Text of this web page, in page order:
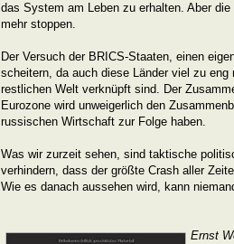
das System am Leben zu erhalten. Aber
mehr stoppen.
Der Versuch der BRICS-Staaten, einen
scheitern, da auch diese Länder viel zu
restlichen Welt verknüpft sind. Der
Eurozone wird unweigerlich den
russischen Wirtschaft zur Folge haben.
Was wir zurzeit sehen, sind taktische
verhindern, dass der größte Crash aller
Wie es danach aussehen wird, kann
Ernst